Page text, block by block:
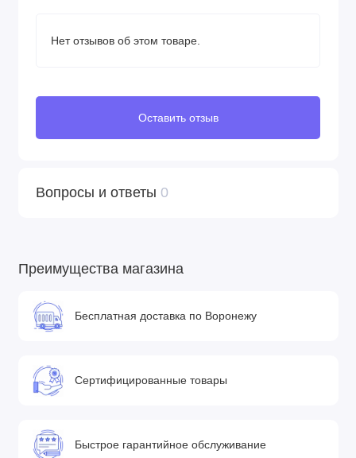
Нет отзывов об этом товаре.
Оставить отзыв
Вопросы и ответы 0
Преимущества магазина
Бесплатная доставка по Воронежу
Сертифицированные товары
Быстрое гарантийное обслуживание